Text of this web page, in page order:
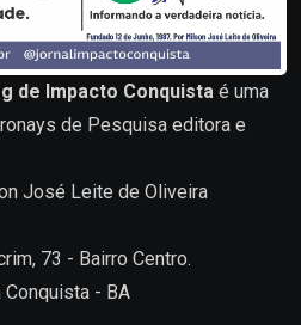
de Impacto Conquista é uma
de Pesquisa editora e
José Leite de Oliveira
73 - Bairro Centro.
- BA